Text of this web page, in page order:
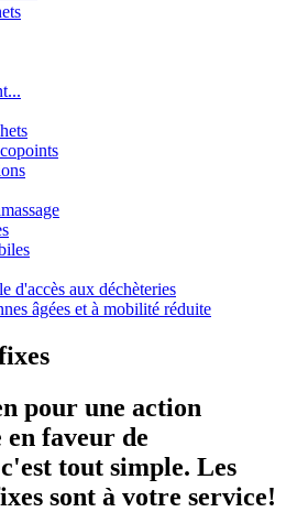
d'accès aux déchèteries
âgées et à mobilité réduite
pour une action
faveur de
tout simple. Les
sont à votre service!